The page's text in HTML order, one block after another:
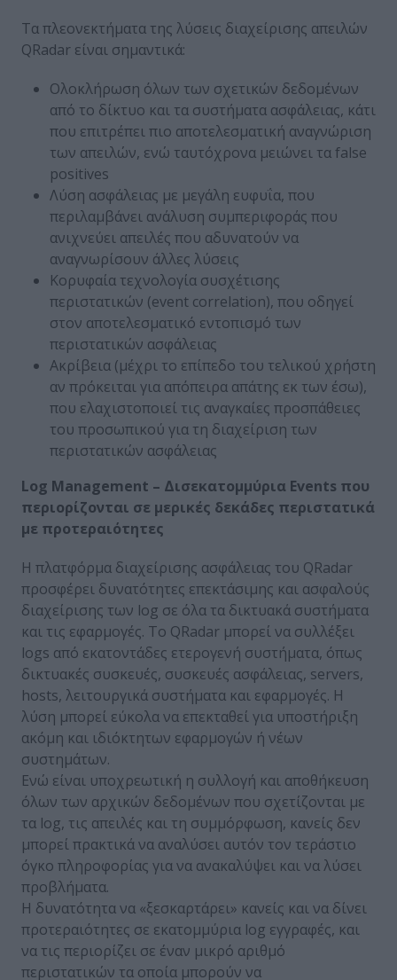
Τα πλεονεκτήματα της λύσεις διαχείρισης απειλών
QRadar είναι σημαντικά:
Ολοκλήρωση όλων των σχετικών δεδομένων
από το δίκτυο και τα συστήματα ασφάλειας, κάτι
που επιτρέπει πιο αποτελεσματική αναγνώριση
των απειλών, ενώ ταυτόχρονα μειώνει τα false
positives
Λύση ασφάλειας με μεγάλη ευφυΐα, που
περιλαμβάνει ανάλυση συμπεριφοράς που
ανιχνεύει απειλές που αδυνατούν να
αναγνωρίσουν άλλες λύσεις
Κορυφαία τεχνολογία συσχέτισης
περιστατικών (event correlation), που οδηγεί
στον αποτελεσματικό εντοπισμό των
περιστατικών ασφάλειας
Ακρίβεια (μέχρι το επίπεδο του τελικού χρήστη
αν πρόκειται για απόπειρα απάτης εκ των έσω),
που ελαχιστοποιεί τις αναγκαίες προσπάθειες
του προσωπικού για τη διαχείριση των
περιστατικών ασφάλειας
Log Management – Δισεκατομμύρια Events που
περιορίζονται σε μερικές δεκάδες περιστατικά
με προτεραιότητες
Η πλατφόρμα διαχείρισης ασφάλειας του QRadar
προσφέρει δυνατότητες επεκτάσιμης και ασφαλούς
διαχείρισης των log σε όλα τα δικτυακά συστήματα
και τις εφαρμογές. Το QRadar μπορεί να συλλέξει
logs από εκατοντάδες ετερογενή συστήματα, όπως
δικτυακές συσκευές, συσκευές ασφάλειας, servers,
hosts, λειτουργικά συστήματα και εφαρμογές. Η
λύση μπορεί εύκολα να επεκταθεί για υποστήριξη
ακόμη και ιδιόκτητων εφαρμογών ή νέων
συστημάτων.
Ενώ είναι υποχρεωτική η συλλογή και αποθήκευση
όλων των αρχικών δεδομένων που σχετίζονται με
τα log, τις απειλές και τη συμμόρφωση, κανείς δεν
μπορεί πρακτικά να αναλύσει αυτόν τον τεράστιο
όγκο πληροφορίας για να ανακαλύψει και να λύσει
προβλήματα.
Η δυνατότητα να «ξεσκαρτάρει» κανείς και να δίνει
προτεραιότητες σε εκατομμύρια log εγγραφές, και
να τις περιορίζει σε έναν μικρό αριθμό
περιστατικών τα οποία μπορούν να